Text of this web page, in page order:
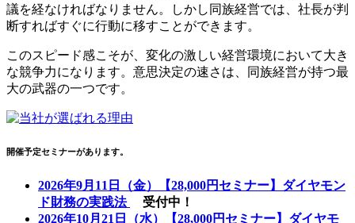
議を経なければなりません。しかし同族経営では、社長が判
断すればすぐに行動に移すことができます。
このスピード感こそが、変化の激しい経営環境において大き
な競争力になります。意思決定の速さは、同族経営が持つ最
大の武器の一つです。
開催予定セミナーがあります。
2026年9月11日（金）【28,000円セミナー】ダイヤモン
ド財務の実践法
受付中！
2026年10月21日（水）【28,000円セミナー】ダイヤモ